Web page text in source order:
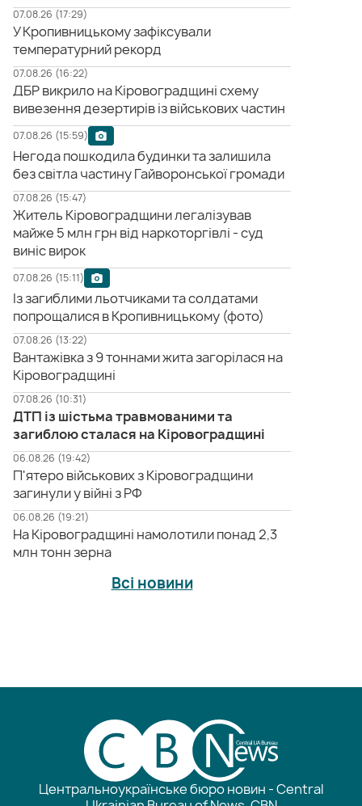
07.08.26 (17:29)
У Кропивницькому зафіксували
температурний рекорд
07.08.26 (16:22)
ДБР викрило на Кіровоградщині схему
вивезення дезертирів із військових частин
07.08.26 (15:59)
Негода пошкодила будинки та залишила
без світла частину Гайворонської громади
07.08.26 (15:47)
Житель Кіровоградщини легалізував
майже 5 млн грн від наркоторгівлі - суд
виніс вирок
07.08.26 (15:11)
Із загиблими льотчиками та солдатами
попрощалися в Кропивницькому (фото)
07.08.26 (13:22)
Вантажівка з 9 тоннами жита загорілася на
Кіровоградщині
07.08.26 (10:31)
ДТП із шістьма травмованими та
загиблою сталася на Кіровоградщині
06.08.26 (19:42)
П'ятеро військових з Кіровоградщини
загинули у війні з РФ
06.08.26 (19:21)
На Кіровоградщині намолотили понад 2,3
млн тонн зерна
Всі новини
Центральноукраїнське бюро новин - Central